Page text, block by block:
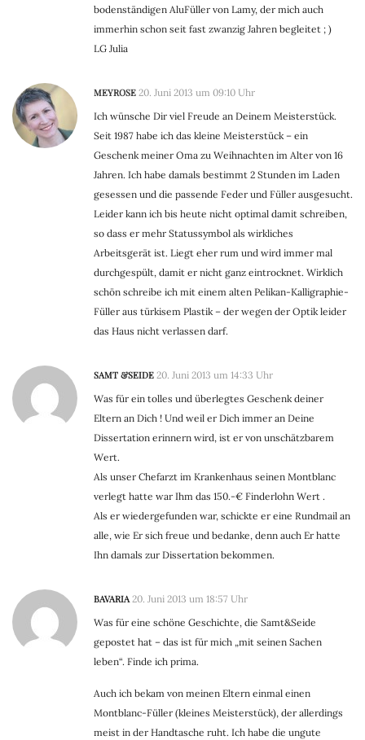
bodenständigen AluFüller von Lamy, der mich auch
immerhin schon seit fast zwanzig Jahren begleitet ; )
LG Julia
MEYROSE 20. Juni 2013 um 09:10 Uhr
Ich wünsche Dir viel Freude an Deinem Meisterstück.
Seit 1987 habe ich das kleine Meisterstück – ein
Geschenk meiner Oma zu Weihnachten im Alter von 16
Jahren. Ich habe damals bestimmt 2 Stunden im Laden
gesessen und die passende Feder und Füller ausgesucht.
Leider kann ich bis heute nicht optimal damit schreiben,
so dass er mehr Statussymbol als wirkliches
Arbeitsgerät ist. Liegt eher rum und wird immer mal
durchgespült, damit er nicht ganz eintrocknet. Wirklich
schön schreibe ich mit einem alten Pelikan-Kalligraphie-
Füller aus türkisem Plastik – der wegen der Optik leider
das Haus nicht verlassen darf.
SAMT &SEIDE 20. Juni 2013 um 14:33 Uhr
Was für ein tolles und überlegtes Geschenk deiner
Eltern an Dich ! Und weil er Dich immer an Deine
Dissertation erinnern wird, ist er von unschätzbarem
Wert.
Als unser Chefarzt im Krankenhaus seinen Montblanc
verlegt hatte war Ihm das 150.-€ Finderlohn Wert .
Als er wiedergefunden war, schickte er eine Rundmail an
alle, wie Er sich freue und bedanke, denn auch Er hatte
Ihn damals zur Dissertation bekommen.
BAVARIA 20. Juni 2013 um 18:57 Uhr
Was für eine schöne Geschichte, die Samt&Seide
gepostet hat – das ist für mich „mit seinen Sachen
leben“. Finde ich prima.
Auch ich bekam von meinen Eltern einmal einen
Montblanc-Füller (kleines Meisterstück), der allerdings
meist in der Handtasche ruht. Ich habe die ungute